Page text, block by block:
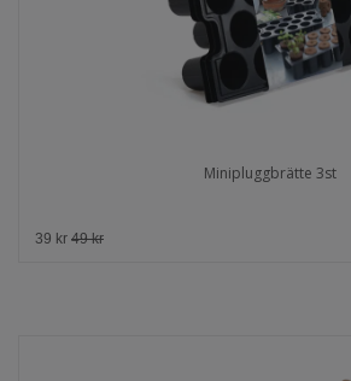
Minipluggbrätte 3st
39 kr 49 kr